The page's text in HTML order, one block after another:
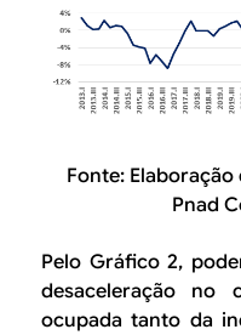
Fonte: Elaboração
Pnad
Pelo Gráfico 2,
desaceleração no
ocupada tanto da